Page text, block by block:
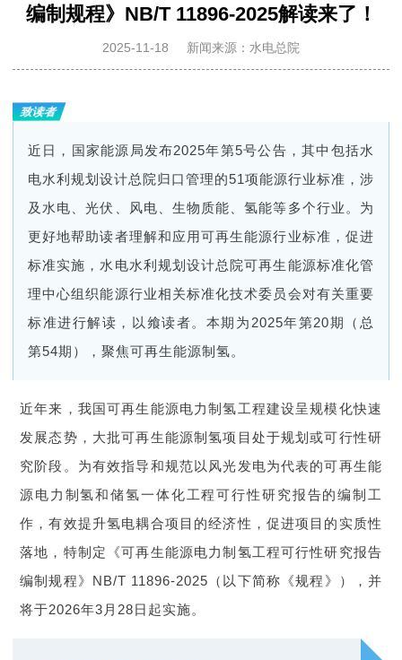
策
咨
询
奖
励
广
交
编制规程》NB/T 11896-2025解读来了！
2025-11-18 新闻来源：水电总院
致读者
近日，国家能源局发布2025年第5号公告，其中包括水
电水利规划设计总院归口管理的51项能源行业标准，涉
及水电、光伏、风电、生物质能、氢能等多个行业。为
更好地帮助读者理解和应用可再生能源行业标准，促进
标准实施，水电水利规划设计总院可再生能源标准化管
理中心组织能源行业相关标准化技术委员会对有关重要
标准进行解读，以飨读者。本期为2025年第20期（总
第54期），聚焦可再生能源制氢。
近年来，我国可再生能源电力制氢工程建设呈规模化快速
发展态势，大批可再生能源制氢项目处于规划或可行性研
究阶段。为有效指导和规范以风光发电为代表的可再生能
源电力制氢和储氢一体化工程可行性研究报告的编制工
作，有效提升氢电耦合项目的经济性，促进项目的实质性
落地，特制定《可再生能源电力制氢工程可行性研究报告
编制规程》NB/T 11896-2025（以下简称《规程 》），并
将于2026年3月28日起实施。